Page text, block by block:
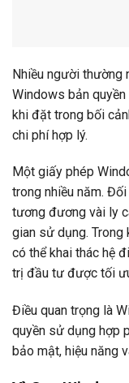
Nhiều người thường
Windows bản
khi đặt trong bối
chi phí hợp lý.
Một giấy phép
trong nhiều năm.
tương đương vài ly
gian sử dụng. Trong
có thể khai thác hệ
trị đầu tư được tối
Điều quan trọng là
quyền sử dụng hợp
bảo mật, hiệu năng